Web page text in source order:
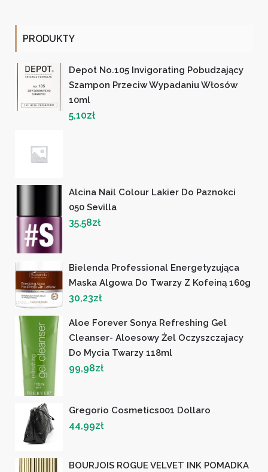
PRODUKTY
Depot No.105 Invigorating Pobudzający
Szampon Przeciw Wypadaniu Włosów
10ml
5,10zł
Alcina Nail Colour Lakier Do Paznokci
050 Sevilla
35,58zł
Bielenda Professional Energetyzująca
Maska Algowa Do Twarzy Z Kofeiną 160g
30,23zł
Aloe Forever Sonya Refreshing Gel
Cleanser- Aloesowy Żel Oczyszczajacy
Do Mycia Twarzy 118ml
99,98zł
Gregorio Cosmetics001 Dollaro
44,99zł
BOURJOIS ROGUE VELVET INK POMADKA